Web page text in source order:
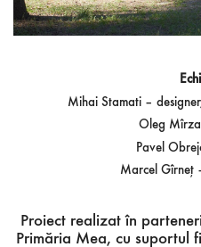
Mihai Stamati –
Oleg
Pavel
Marcel Gîrneț
Proiect realizat în
Primăria Mea, cu suportul